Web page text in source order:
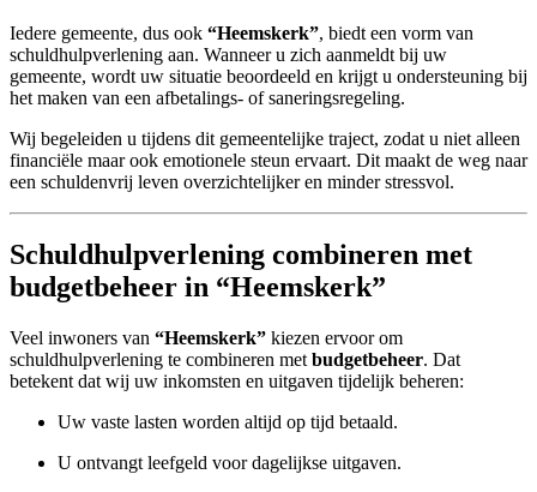
Iedere gemeente, dus ook “Heemskerk”, biedt een vorm van
schuldhulpverlening aan. Wanneer u zich aanmeldt bij uw
gemeente, wordt uw situatie beoordeeld en krijgt u ondersteuning bij
het maken van een afbetalings- of saneringsregeling.
Wij begeleiden u tijdens dit gemeentelijke traject, zodat u niet alleen
financiële maar ook emotionele steun ervaart. Dit maakt de weg naar
een schuldenvrij leven overzichtelijker en minder stressvol.
Schuldhulpverlening combineren met
budgetbeheer in “Heemskerk”
Veel inwoners van “Heemskerk” kiezen ervoor om
schuldhulpverlening te combineren met budgetbeheer. Dat
betekent dat wij uw inkomsten en uitgaven tijdelijk beheren:
Uw vaste lasten worden altijd op tijd betaald.
U ontvangt leefgeld voor dagelijkse uitgaven.